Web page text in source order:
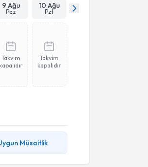
9 Ağu
Paz
10 Ağu
Pzt
Takvim
kapalıdır
Takvim
kapalıdır
Müsaitlik